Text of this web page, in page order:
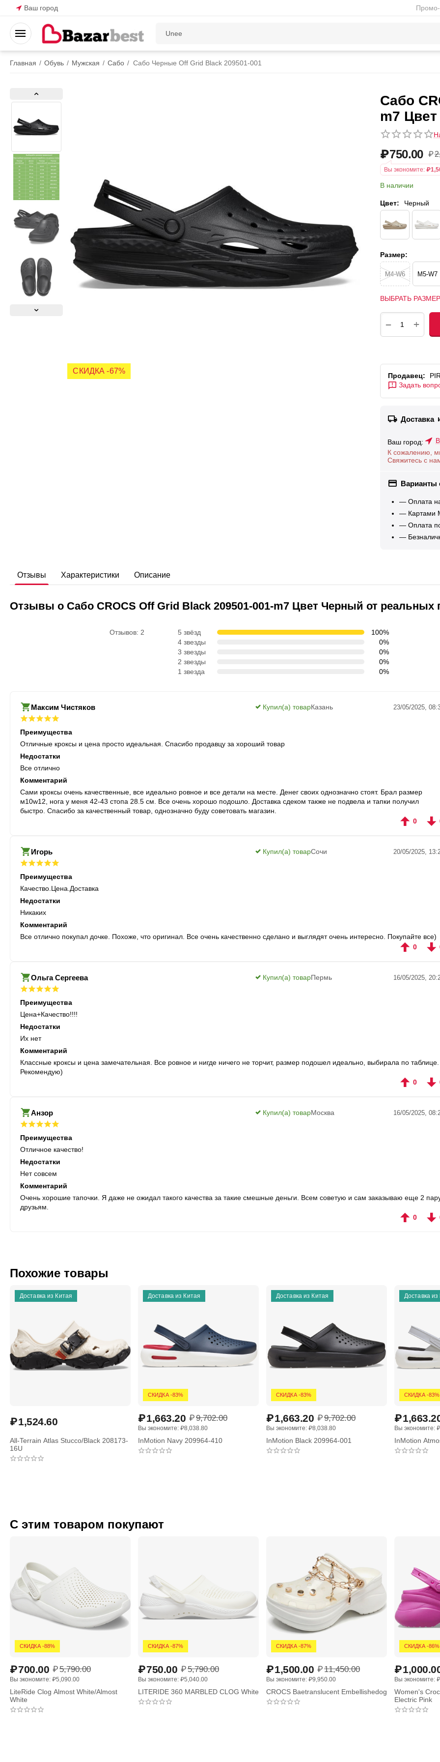
Ваш город
Главная / Обувь / Мужская / Сабо / Сабо Черные Off Grid Black 209501-001
Сабо
m7
₽750.00 ₽
Вы экономите: ₽
В наличии
Цвет: Черный
Размер:
M4-W6 M5-W7
ВЫБРАТЬ РАЗМЕР
+
−
Продавец:
Задать
Доставка
Ваш город:
К сожалению,
Свяжитесь с
Варианты
— Оплата
— Картами
— Оплата
—
Отзывы Характеристики Описание
Отзывы о Сабо CROCS Off Grid Black 209501-001-m7 Цвет Черный от реальных
Отзывов: 2 5 звёзд
100%
4 звезды
0%
3 звезды
0%
2 звезды
0%
1 звезда
0%
Максим Чистяков Купил(а) товарКазань 23/05/2025,
Преимущества
Отличные кроксы и цена просто идеальная. Спасибо продавцу за хороший товар
Недостатки
Все отлично
Комментарий
Сами кроксы очень качественные, все идеально ровное и все детали на месте. Денег своих однозначно стоят. Брал размер
м10w12, нога у меня 42-43 стопа 28.5 см. Все очень хорошо подошло. Доставка сдеком также не подвела и тапки получил
быстро. Спасибо за качественный товар, однозначно буду советовать магазин.
0
Игорь Купил(а) товарСочи 20/05/2025,
Преимущества
Качество.Цена.Доставка
Недостатки
Никаких
Комментарий
Все отлично покупал дочке. Похоже, что оригинал. Все очень качественно сделано и выглядят очень интересно. Покупайте все)
0
Ольга Сергеева Купил(а) товарПермь 16/05/2025,
Преимущества
Цена+Качество!!!!
Недостатки
Их нет
Комментарий
Классные кроксы и цена замечательная. Все ровное и нигде ничего не торчит, размер подошел идеально, выбирала по таблице.
Рекомендую)
0
Анзор Купил(а) товарМосква 16/05/2025,
Преимущества
Отличное качество!
Недостатки
Нет совсем
Комментарий
Очень хорошие тапочки. Я даже не ожидал такого качества за такие смешные деньги. Всем советую и сам заказываю еще 2
друзьям.
0
Похожие товары
Доставка из Китая
₽1,524.60
All-Terrain Atlas Stucco/Black 208173-
16U
СКИДКА -83%
Доставка из Китая
₽9,702.00
₽1,663.20
Вы экономите: ₽8,038.80
InMotion Navy 209964-410
СКИДКА -83%
Доставка из Китая
₽9,702.00
₽1,663.20
Вы экономите: ₽8,038.80
InMotion Black 209964-001
СКИДКА -83%
Доставка из
₽
Вы экономите: ₽
InMotion
С этим товаром покупают
СКИДКА -88%
₽5,790.00
₽700.00
Вы экономите: ₽5,090.00
LiteRide Clog Almost White/Almost
White
СКИДКА -87%
₽5,790.00
₽750.00
Вы экономите: ₽5,040.00
LITERIDE 360 MARBLED CLOG White
СКИДКА -87%
₽11,450.00
₽1,500.00
Вы экономите: ₽9,950.00
CROCS Baetranslucent Embellishedog
СКИДКА -86%
₽
Вы экономите: ₽
Women's
Electric Pink